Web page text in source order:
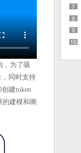
，为了吸
同时支持
建token
建模和阐